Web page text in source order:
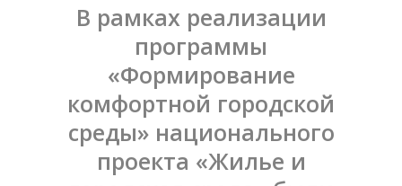
В рамках реализации
программы
«Формирование
комфортной городской
среды» национального
проекта «Жилье и